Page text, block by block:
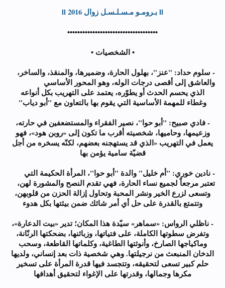
ll بـرومـو مـسـلـسـل زوال 2016 ll
••••••••••••••••••••••••••••••••••••
• الشخصيات •
- سلوم حداد: "عنز"، بهلول الحارة، وضميرها، والمنقذ، والساخر،
والعاشق إلى أقصى درجات الوله، وهو المحور الأساسي
الذي يحسم الحدث أو يطوّره، يعتمد على التهريب بكل أنواعه
وغطاء للمهمة الأساسية التي يقوم بها بالتعاون مع "أبو دياب"
- فادي صبيح: "أبو حوا"، نصير الفقراء والمستضعفين في حارته،
وزعيمها، وحاميها، شخصيته أقرب ما تكون إلى «روبن هود»، فهو
يعمل في التهريب «الذي قد يستهجنه بعضهم، لكنّه يسخره من أجل
قضيّة سامية يؤمن بها
- نادين خوري: "أم خليل" والدة "أبو حوا"، المرأة الحكيمة التي
تعتبر مرجعاً لجميع نساء الحارة، فهي تقدم النصح والمشورة لهن،
وتسعى لزرع الخير ونشر المحبة وتحاول إزالة الحزن من قلوبهن،
وتتمتع بالقدرة على حل أي أمر شائك ضمن بيئتها بكل هدوء
- ناظلي الرواس: «سماهر» سيّدة هذا المكان؛ تدير «بيت الدعارة»،
وتفرض سطوتها الكاملة، على فتياتها، وزبائنها، بضحكتها الرنّانة،
وماكياجها الصارخ، وأنوثتها الطاغية، وكلماتها القاطعة، وسحب
الدخان المنبعث من نرجيلتها. وهي شخصية ذات بعد إنساني، ولديها
حلم كبير تسعى لتحقيقه، وتتجسد فيها قدرة المرأة على تسخير
مكرها وجمالها، وقدرتها على الإغواء لتحقيق أهدافها